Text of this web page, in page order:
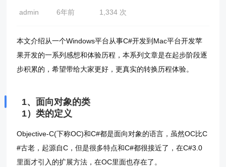
admin
6年前
01-22)
1,334 次
本文介绍从一个Windows平台从事C#开发到Mac平台开发苹
果开发的一系列感想和体验历程，本系列文章是在起步阶段逐
步积累的，希望带给大家更好，更真实的转换历程体验。
1、面向对象的类
1）类的定义
Objective-C(下称OC)和C#都是面向对象的语言，虽然OC比C
#古老，起源自C，但是很多特点和C#都很接近了，在C#3.0
里面才引入的扩展方法，在OC里面也存在了。